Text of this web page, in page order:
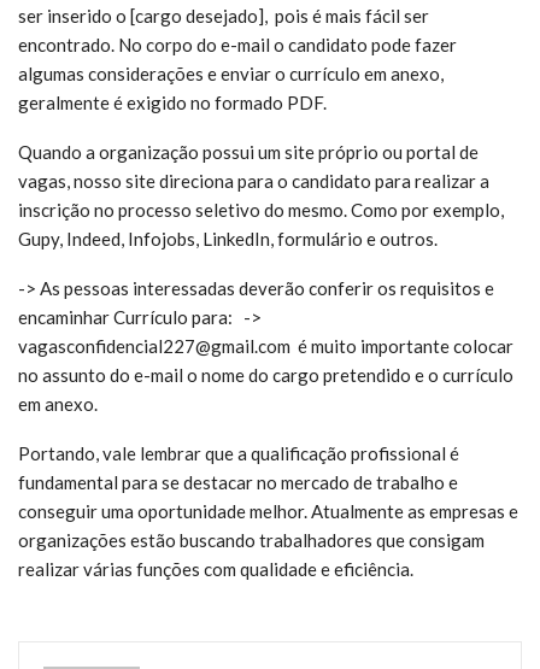
ser inserido o [cargo desejado], pois é mais fácil ser
encontrado. No corpo do e-mail o candidato pode fazer
algumas considerações e enviar o currículo em anexo,
geralmente é exigido no formado PDF.
Quando a organização possui um site próprio ou portal de
vagas, nosso site direciona para o candidato para realizar a
inscrição no processo seletivo do mesmo. Como por exemplo,
Gupy, Indeed, Infojobs, LinkedIn, formulário e outros.
-> As pessoas interessadas deverão conferir os requisitos e
encaminhar Currículo para: ->
vagasconfidencial227@gmail.com é muito importante colocar
no assunto do e-mail o nome do cargo pretendido e o currículo
em anexo.
Portando, vale lembrar que a qualificação profissional é
fundamental para se destacar no mercado de trabalho e
conseguir uma oportunidade melhor. Atualmente as empresas e
organizações estão buscando trabalhadores que consigam
realizar várias funções com qualidade e eficiência.